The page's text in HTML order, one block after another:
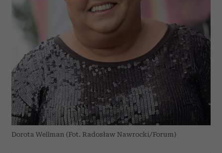
Dorota Wellman (Fot. Radosław Nawrocki/Forum)